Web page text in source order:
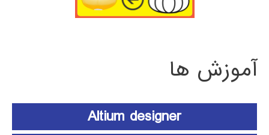
آموزش ها
Altium designer